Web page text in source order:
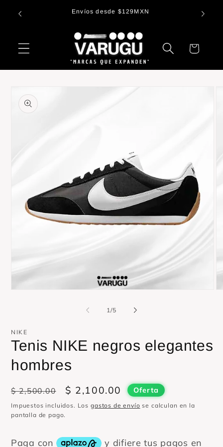
directamente
que Envíos desde $129MXN
Carrito
a la
información
una
modal
1/de
5
NIKE
Tenis NIKE negros elegantes
hombres
Precio
habitual
$ 2,500.00
Precio
de
$ 2,100.00 Oferta
Impuestos incluidos. Los gastos de envío se calculan en la
pantalla de pago.